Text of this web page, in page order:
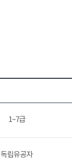
1~7급
독립유공자